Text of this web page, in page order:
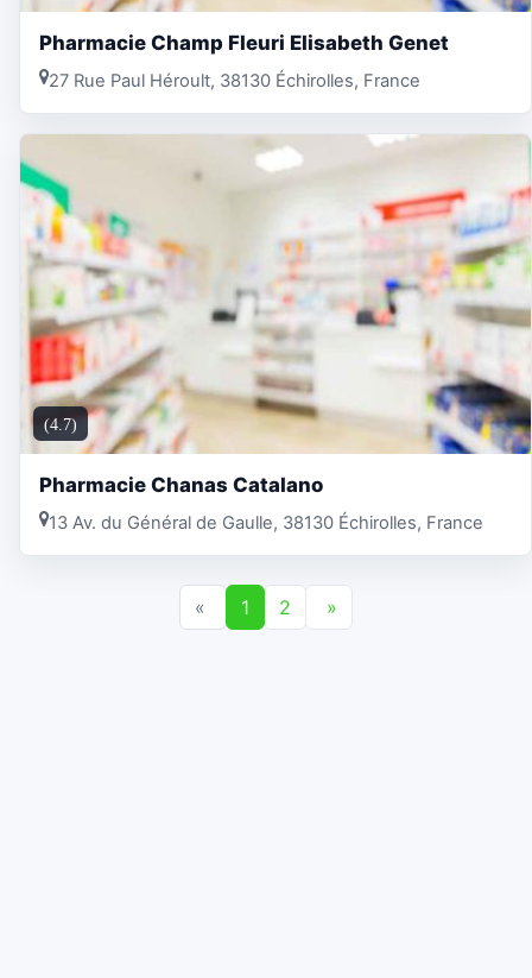
Pharmacie Champ Fleuri Elisabeth Genet
27 Rue Paul Héroult, 38130 Échirolles, France
(4.7)
Pharmacie Chanas Catalano
13 Av. du Général de Gaulle, 38130 Échirolles, France
« 1 2 »